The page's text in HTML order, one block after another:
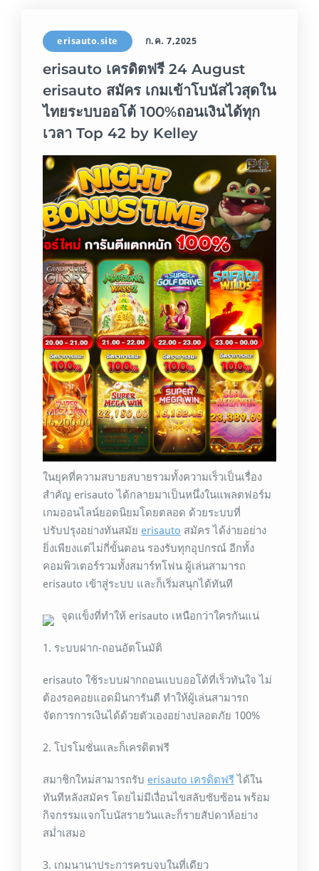
erisauto.site ก.ค. 7,2025
erisauto เครดิตฟรี 24 August
erisauto สมัคร เกมเข้าโบนัสไวสุดใน
ไทยระบบออโต้ 100%ถอนเงินได้ทุก
เวลา Top 42 by Kelley
ในยุคที่ความสบายสบายรวมทั้งความเร็วเป็นเรื่อง
สำคัญ erisauto ได้กลายมาเป็นหนึ่งในแพลตฟอร์ม
เกมออนไลน์ยอดนิยมโดยตลอด ด้วยระบบที่
ปรับปรุงอย่างทันสมัย erisauto สมัคร ได้ง่ายอย่าง
ยิ่งเพียงแต่ไม่กี่ขั้นตอน รองรับทุกอุปกรณ์ อีกทั้ง
คอมพิวเตอร์รวมทั้งสมาร์ทโฟน ผู้เล่นสามารถ
erisauto เข้าสู่ระบบ และก็เริ่มสนุกได้ทันที
จุดแข็งที่ทำให้ erisauto เหนือกว่าใครกันแน่
1. ระบบฝาก-ถอนอัตโนมัติ
erisauto ใช้ระบบฝากถอนแบบออโต้ที่เร็วทันใจ ไม่
ต้องรอคอยแอดมินการันตี ทำให้ผู้เล่นสามารถ
จัดการการเงินได้ด้วยตัวเองอย่างปลอดภัย 100%
2. โปรโมชั่นและก็เครดิตฟรี
สมาชิกใหม่สามารถรับ erisauto เครดิตฟรีได้ใน
ทันทีหลังสมัคร โดยไม่มีเงื่อนไขสลับซับซ้อน พร้อม
กิจกรรมแจกโบนัสรายวันและก็รายสัปดาห์อย่าง
สม่ำเสมอ
3. เกมนานาประการครบจบในที่เดียว